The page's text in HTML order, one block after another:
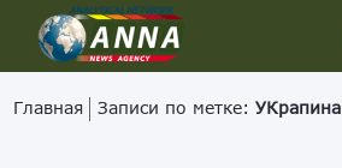
Главная Записи по метке:УКрапина